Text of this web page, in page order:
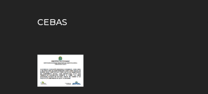
CEBAS